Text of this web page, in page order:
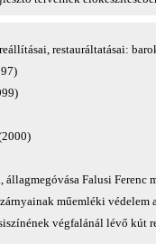
restauráltatásai:
Falusi Ferenc
műemléki védelem
végfalánál lévő kút